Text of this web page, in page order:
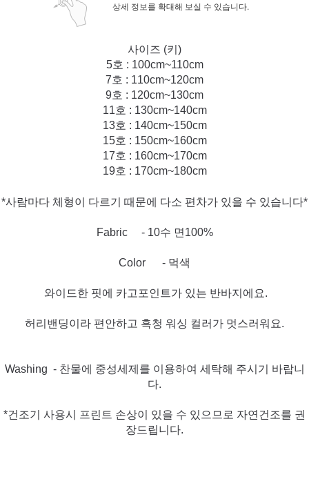
상세 정보를 확대해 보실 수 있습니다.
사이즈 (키)
5호 : 100cm~110cm
7호 : 110cm~120cm
9호 : 120cm~130cm
11호 : 130cm~140cm
13호 : 140cm~150cm
15호 : 150cm~160cm
17호 : 160cm~170cm
19호 : 170cm~180cm
*사람마다 체형이 다르기 때문에 다소 편차가 있을 수 있습니다*
Fabric - 10수 면100%
Color - 먹색
와이드한 핏에 카고포인트가 있는 반바지에요.
허리밴딩이라 편안하고 흑청 워싱 컬러가 멋스러워요.
Washing - 찬물에 중성세제를 이용하여 세탁해 주시기 바랍니
다.
*건조기 사용시 프린트 손상이 있을 수 있으므로 자연건조를 권
장드립니다.